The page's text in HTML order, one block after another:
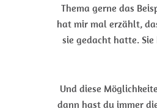
Thema gerne das
hat mir mal erzählt,
sie gedacht hatte.
Und diese
dann hast du immer